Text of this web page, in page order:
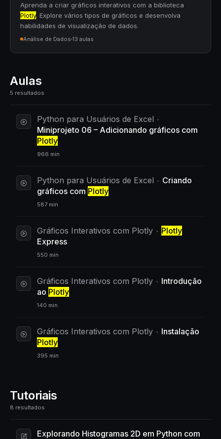
Aprenda a criar gráficos interativos com a biblioteca
Plotly. Explore vários tipos de gráficos e desenvolva
habilidades de visualização de dados.
Análise de Dados 13 aulas
Aulas
5 resultados
Python para Usuários de Excel
Miniprojeto 06 – Adicionando gráficos com
Plotly
966 min
Python para Usuários de Excel
Criando
gráficos com Plotly
587 min
Gráficos Interativos com Plotly
Plotly
Express
550 min
Gráficos Interativos com Plotly
Introdução
ao Plotly
140 min
Gráficos Interativos com Plotly
Instalação
Plotly
395 min
Tutoriais
8 resultados
Explorando Histogramas 2D em Python com